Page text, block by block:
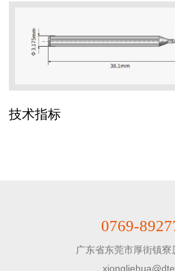
技术指标
0769-
广东省东莞市厚街镇